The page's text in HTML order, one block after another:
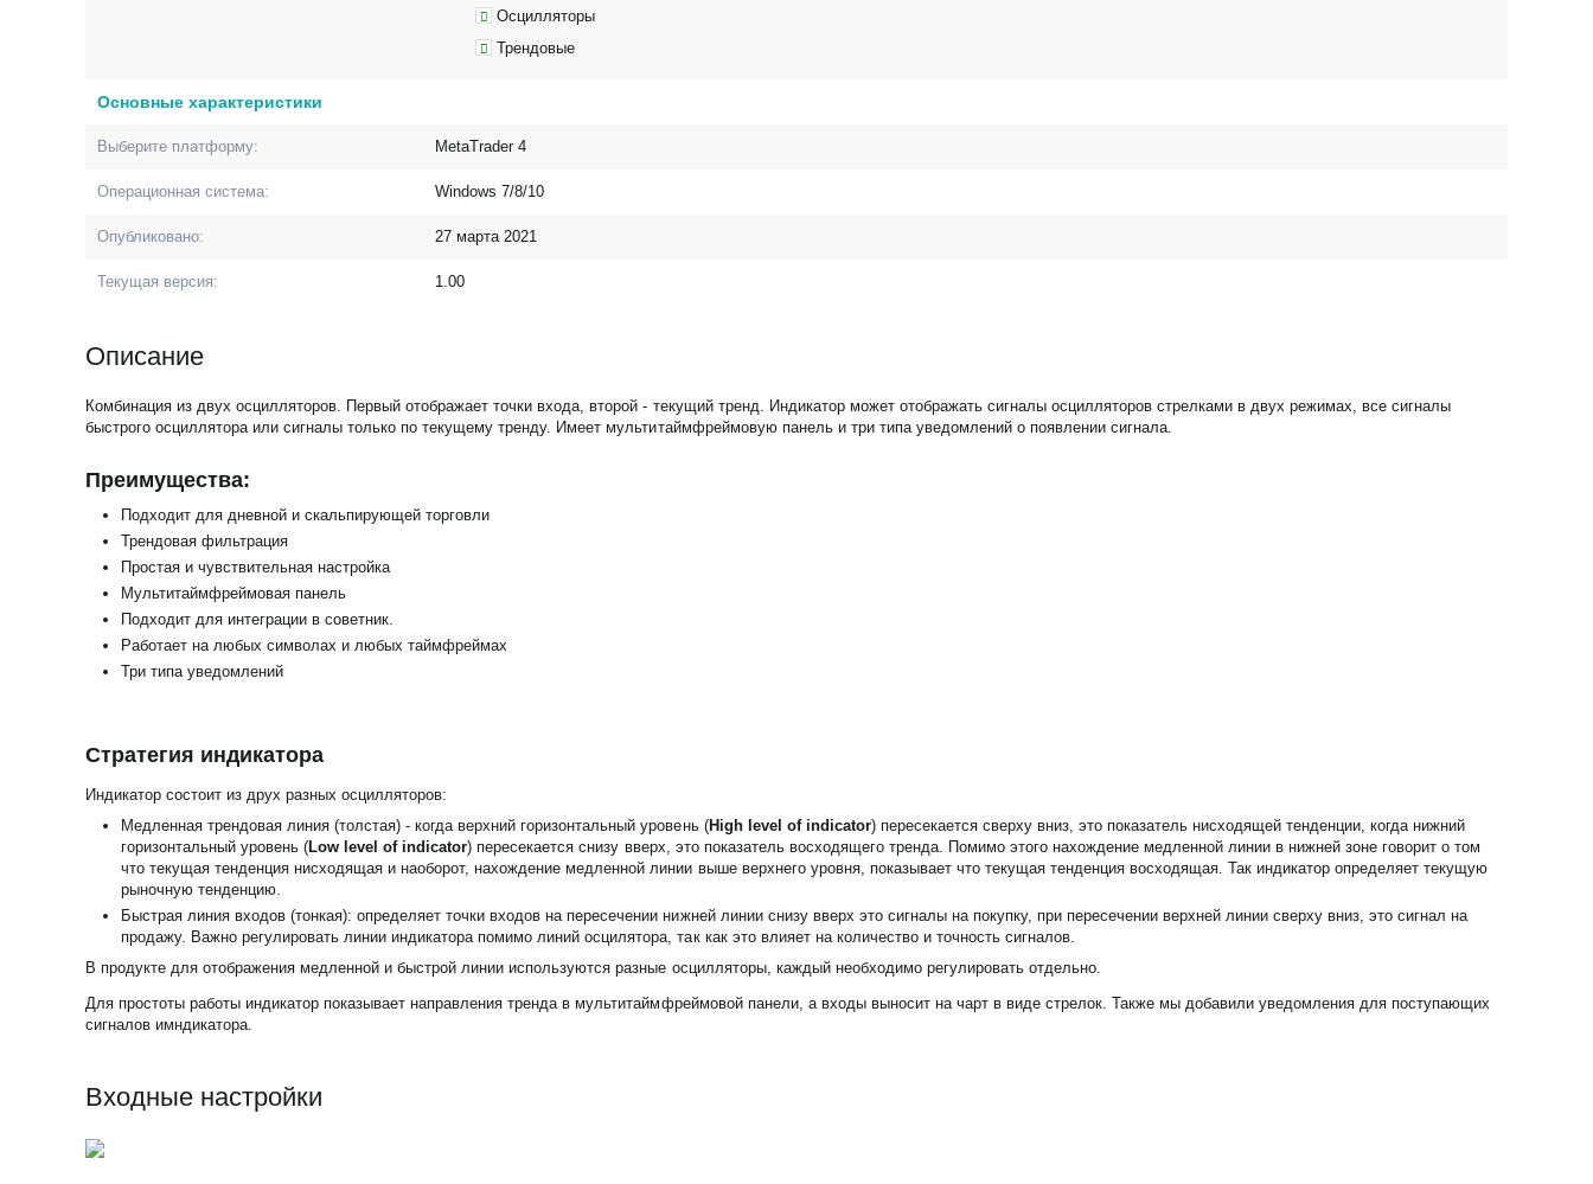
Осцилляторы
Трендовые
Основные характеристики
Выберите платформу: MetaTrader 4
Операционная система: Windows 7/8/10
Опубликовано: 27 марта 2021
Текущая версия: 1.00
Описание
Комбинация из двух осцилляторов. Первый отображает точки входа, второй - текущий тренд. Индикатор может отображать сигналы осцилляторов стрелками в двух режимах, все сигналы
быстрого осциллятора или сигналы только по текущему тренду. Имеет мультитаймфреймовую панель и три типа уведомлений о появлении сигнала.
Преимущества:
Подходит для дневной и скальпирующей торговли
Трендовая фильтрация
Простая и чувствительная настройка
Мультитаймфреймовая панель
Подходит для интеграции в советник.
Работает на любых символах и любых таймфреймах
Три типа уведомлений
Стратегия индикатора
Индикатор состоит из друх разных осцилляторов:
Медленная трендовая линия (толстая) - когда верхний горизонтальный уровень (High level of indicator) пересекается сверху вниз, это показатель нисходящей тенденции, когда нижний
горизонтальный уровень (Low level of indicator) пересекается снизу вверх, это показатель восходящего тренда. Помимо этого нахождение медленной линии в нижней зоне говорит о том
что текущая тенденция нисходящая и наоборот, нахождение медленной линии выше верхнего уровня, показывает что текущая тенденция восходящая. Так индикатор определяет текущую
рыночную тенденцию.
Быстрая линия входов (тонкая): определяет точки входов на пересечении нижней линии снизу вверх это сигналы на покупку, при пересечении верхней линии сверху вниз, это сигнал на
продажу. Важно регулировать линии индикатора помимо линий осцилятора, так как это влияет на количество и точность сигналов.
В продукте для отображения медленной и быстрой линии используются разные осцилляторы, каждый необходимо регулировать отдельно.
Для простоты работы индикатор показывает направления тренда в мультитаймфреймовой панели, а входы выносит на чарт в виде стрелок. Также мы добавили уведомления для поступающих
сигналов имндикатора.
Входные настройки